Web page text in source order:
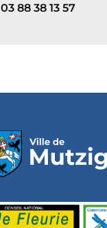
03 88 38 13 57